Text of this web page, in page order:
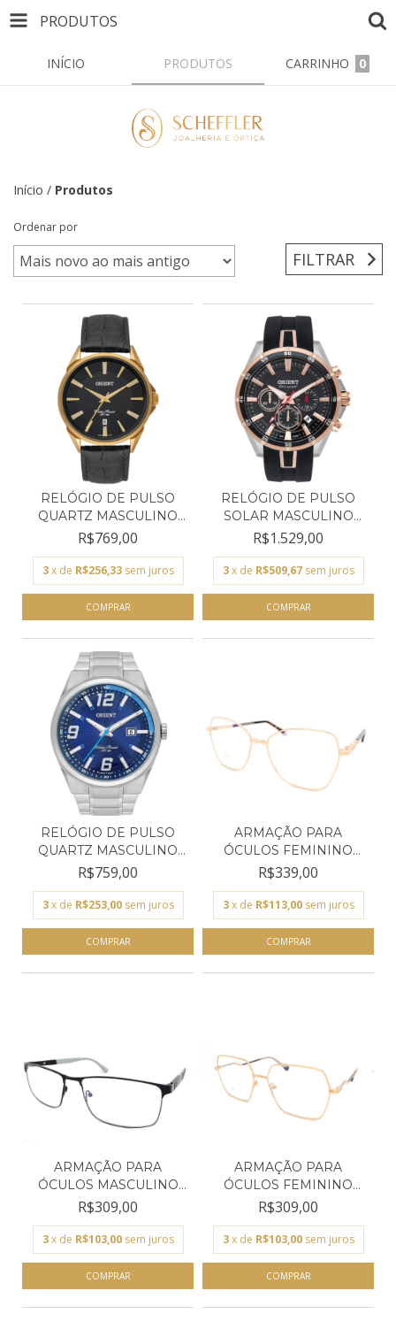
PRODUTOS
INÍCIO PRODUTOS CARRINHO 0
Início / Produtos
Ordenar por
FILTRAR
RELÓGIO DE PULSO
QUARTZ MASCULINO
ORIENT...
R$769,00
3 x de R$256,33 sem juros
RELÓGIO DE PULSO
SOLAR MASCULINO
ORIENT...
R$1.529,00
3 x de R$509,67 sem juros
RELÓGIO DE PULSO
QUARTZ MASCULINO
ORIENT...
R$759,00
3 x de R$253,00 sem juros
ARMAÇÃO PARA
ÓCULOS FEMININO
EMPÓRIO GLA...
R$339,00
3 x de R$113,00 sem juros
ARMAÇÃO PARA
ÓCULOS MASCULINO
EMPÓRIO GL...
R$309,00
3 x de R$103,00 sem juros
ARMAÇÃO PARA
ÓCULOS FEMININO
EMPÓRIO GLA...
R$309,00
3 x de R$103,00 sem juros